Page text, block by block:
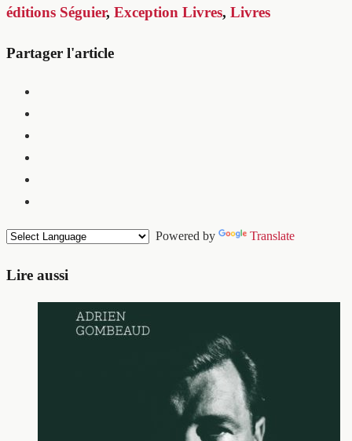
éditions Séguier, Exception Livres, Livres
Partager l'article
Powered by Translate
Lire aussi